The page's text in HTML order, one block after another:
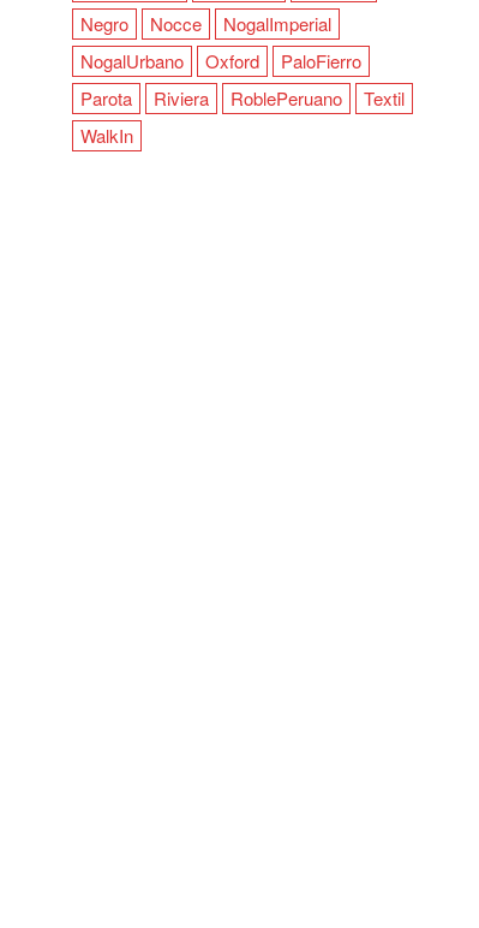
Negro
Nocce
NogalImperial
NogalUrbano
Oxford
PaloFierro
Parota
Riviera RoblePeruano
Textil
WalkIn